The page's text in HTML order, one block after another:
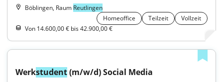
Böblingen, Raum Reutlingen
Homeoffice
Teilzeit
Vollzeit
Von 14.600,00 € bis 42.900,00 €
Werkstudent (m/w/d) Social Media